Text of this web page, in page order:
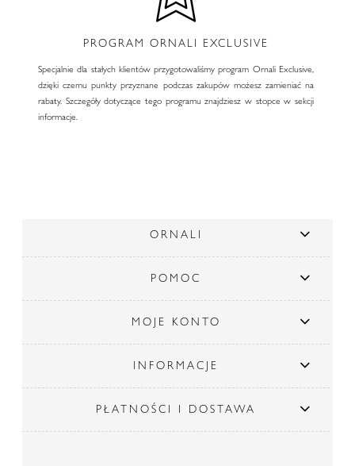
PROGRAM ORNALI EXCLUSIVE
Specjalnie dla stałych klientów przygotowaliśmy program Ornali Exclusive,
dzięki czemu punkty przyznane podczas zakupów możesz zamieniać na
rabaty. Szczegóły dotyczące tego programu znajdziesz w stopce w sekcji
informacje.
ORNALI
POMOC
MOJE KONTO
INFORMACJE
PŁATNOŚCI I DOSTAWA